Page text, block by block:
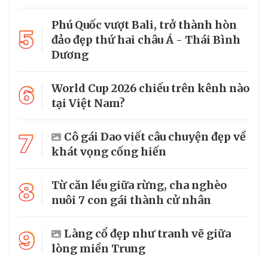
5
Phú Quốc vượt Bali, trở thành hòn
đảo đẹp thứ hai châu Á - Thái Bình
Dương
6
World Cup 2026 chiếu trên kênh nào
tại Việt Nam?
7
Cô gái Dao viết câu chuyện đẹp về
khát vọng cống hiến
8
Từ căn lều giữa rừng, cha nghèo
nuôi 7 con gái thành cử nhân
9
Làng cổ đẹp như tranh vẽ giữa
lòng miền Trung